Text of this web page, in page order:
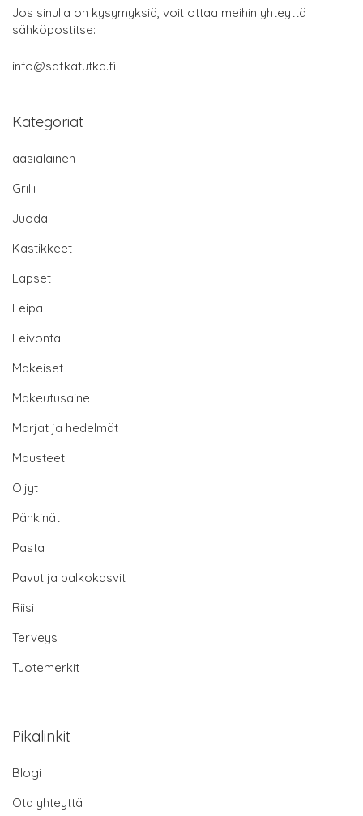
Jos sinulla on kysymyksiä, voit ottaa meihin yhteyttä
sähköpostitse:
info@safkatutka.fi
Kategoriat
aasialainen
Grilli
Juoda
Kastikkeet
Lapset
Leipä
Leivonta
Makeiset
Makeutusaine
Marjat ja hedelmät
Mausteet
Öljyt
Pähkinät
Pasta
Pavut ja palkokasvit
Riisi
Terveys
Tuotemerkit
Pikalinkit
Blogi
Ota yhteyttä